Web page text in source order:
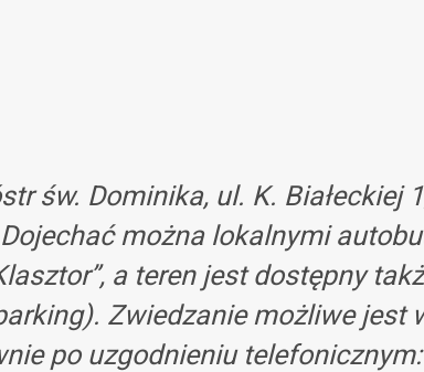
św. Dominika, ul. K. Białeckiej
można lokalnymi
a teren jest dostępny
Zwiedzanie możliwe jest
po uzgodnieniu